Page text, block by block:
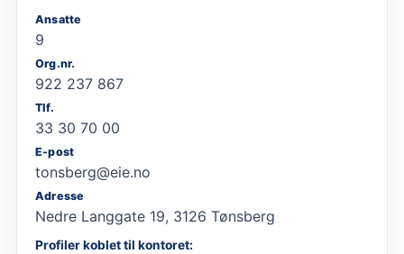
Ansatte
9
Org.nr.
922 237 867
Tlf.
33 30 70 00
E-post
tonsberg@eie.no
Adresse
Nedre Langgate 19, 3126 Tønsberg
Profiler koblet til kontoret: